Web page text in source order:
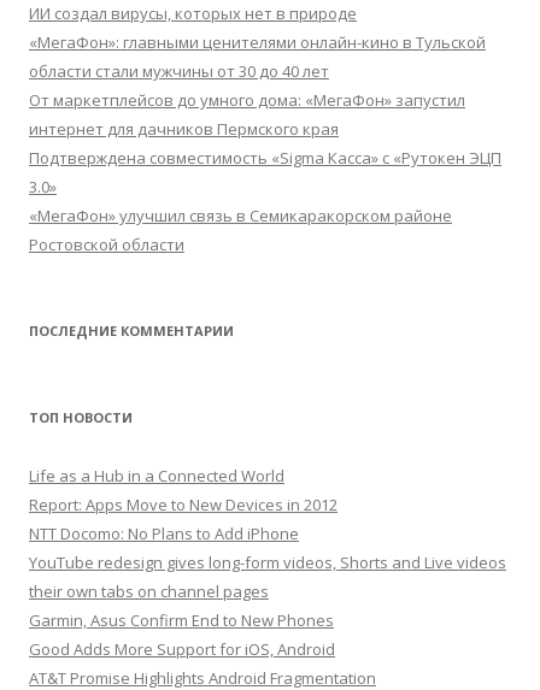
ИИ создал вирусы, которых нет в природе
«МегаФон»: главными ценителями онлайн-кино в Тульской
области стали мужчины от 30 до 40 лет
От маркетплейсов до умного дома: «МегаФон» запустил
интернет для дачников Пермского края
Подтверждена совместимость «Sigma Касса» с «Рутокен ЭЦП
3.0»
«МегаФон» улучшил связь в Семикаракорском районе
Ростовской области
ПОСЛЕДНИЕ КОММЕНТАРИИ
ТОП НОВОСТИ
Life as a Hub in a Connected World
Report: Apps Move to New Devices in 2012
NTT Docomo: No Plans to Add iPhone
YouTube redesign gives long-form videos, Shorts and Live videos
their own tabs on channel pages
Garmin, Asus Confirm End to New Phones
Good Adds More Support for iOS, Android
AT&T Promise Highlights Android Fragmentation